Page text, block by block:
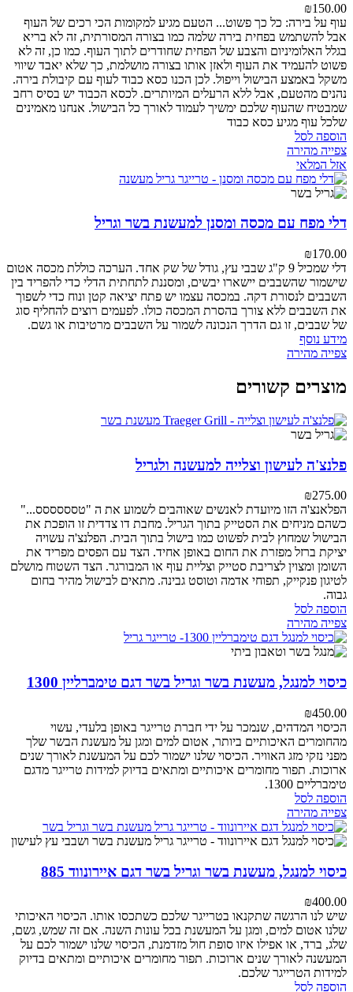
₪150.00
עוף על בירה: כל כך פשוט... הטעם מגיע למקומות הכי רכים של העוף
אבל להשתמש בפחית בירה שלמה כמו בצורה המסורתית, זה לא בריא
בגלל האלומיניום והצבע של הפחית שחודרים לתוך העוף. כמו כן, זה לא
פשוט להעמיד את העוף ולאזן אותו בצורה מושלמת, כך שלא יאבד שיווי
משקל באמצע הבישול וייפול. לכן הכנו כסא כבוד לעוף עם קיבולת בירה.
נהנים מהטעם, אבל ללא הרעלים המיותרים. לכסא הכבוד יש בסיס רחב
שמבטיח שהעוף שלכם ימשיך לעמוד לאורך כל הבישול. אנחנו מאמינים
שלכל עוף מגיע כסא כבוד
הוספה לסל
צפייה מהירה
אזל המלאי
דלי מפח עם מכסה ומסנן למעשנת בשר וגריל
₪170.00
דלי שמכיל 9 ק"ג שבבי עץ, גודל של שק אחד.
הערכה כוללת מכסה אטום
שישמור שהשבבים יישארו יבשים, ומסננת לתחתית הדלי כדי להפריד בין
השבבים לנסורת דקה. במכסה עצמו יש פתח יציאה קטן ונוח כדי לשפוך
את השבבים ללא צורך בהסרת המכסה כולו. לפעמים רוצים להחליף סוג
של שבבים, זו גם הדרך הנכונה לשמור על השבבים מרטיבות או גשם.
מידע נוסף
צפייה מהירה
מוצרים קשורים
פלנצ'ה לעישון וצלייה למעשנה ולגריל
₪275.00
הפלאנצ'ה הזו מיועדת לאנשים שאוהבים לשמוע את ה "טסססססס..."
כשהם מניחים את הסטייק בתוך הגריל. מחבת דו צדדית זו הופכת את
הבישול שמחוץ לבית לפשוט כמו בישול בתוך הבית. הפלנצ'ה עשויה
יציקת ברזל מפזרת את החום באופן אחיד. הצד עם הפסים מפריד את
השומן ומצוין לצריבת סטייק וצליית עוף או המבורגר. הצד השטוח מושלם
לטיגון פנקייק, תפוחי אדמה וטוסט גבינה. מתאים לבישול מהיר בחום
גבוה.
הוספה לסל
צפייה מהירה
כיסוי למנגל, מעשנת בשר וגריל בשר דגם טימברליין 1300
₪450.00
הכיסוי המדהים, שנמכר על ידי חברת טרייגר באופן בלעדי, עשוי
מהחומרים האיכותיים ביותר, אטום למים ומגן על מעשנת הבשר שלך
מפני נזקי מזג האוויר. הכיסוי שלנו ישמור לכם על המעשנת לאורך שנים
ארוכות. תפור מחומרים איכותיים ומתאים בדיוק למידות טרייגר מדגם
טימברליים 1300.
הוספה לסל
צפייה מהירה
כיסוי למנגל, מעשנת בשר וגריל בשר דגם איירונווד 885
₪400.00
שיש לנו הרגשה שתקנאו בטרייגר שלכם כשתכסו אותו. הכיסוי האיכותי
שלנו אטום למים, ומגן על המעשנת בכל עונות השנה. אם זה שמש, גשם,
שלג, ברד, או אפילו איזו סופת חול מזדמנת, הכיסוי שלנו ישמור לכם על
המעשנה לאורך שנים ארוכות. תפור מחומרים איכותיים ומתאים בדיוק
למידות הטרייגר שלכם.
הוספה לסל